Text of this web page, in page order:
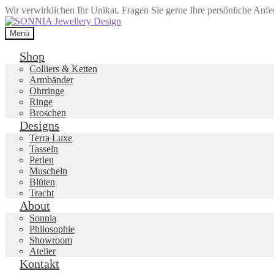
Wir verwirklichen Ihr Unikat. Fragen Sie gerne Ihre persönliche
Zur
Navigation
springen
Zum
Inhalt
springen
Menü
Shop
Colliers & Ketten
Armbänder
Ohrringe
Ringe
Broschen
Designs
Terra Luxe
Tasseln
Perlen
Muscheln
Blüten
Tracht
About
Sonnia
Philosophie
Showroom
Atelier
Kontakt